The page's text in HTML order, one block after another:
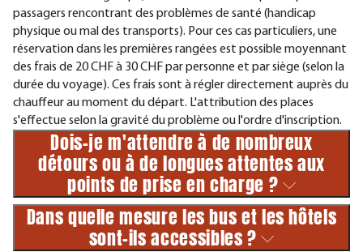
passagers rencontrant des problèmes de santé (handicap
physique ou mal des transports). Pour ces cas particuliers, une
réservation dans les premières rangées est possible moyennant
des frais de 20 CHF à 30 CHF par personne et par siège (selon la
durée du voyage). Ces frais sont à régler directement auprès du
chauffeur au moment du départ. L'attribution des places
s'effectue selon la gravité du problème ou l'ordre d'inscription.
Dois-je m'attendre à de nombreux
détours ou à de longues attentes aux
points de prise en charge ?
Dans quelle mesure les bus et les hôtels
sont-ils accessibles ?